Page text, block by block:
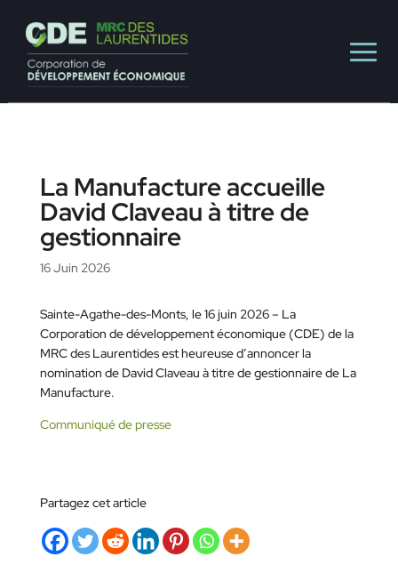
La Manufacture accueille
David Claveau à titre de
gestionnaire
16 Juin 2026
Sainte-Agathe-des-Monts, le 16 juin 2026 – La
Corporation de développement économique (CDE) de la
MRC des Laurentides est heureuse d’annoncer la
nomination de David Claveau à titre de gestionnaire de La
Manufacture.
Communiqué de presse
Partagez cet article